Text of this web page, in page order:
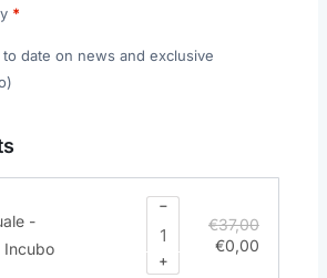
*
to date on news and exclusive
-
Incubo
−
+
€37,00
€0,00